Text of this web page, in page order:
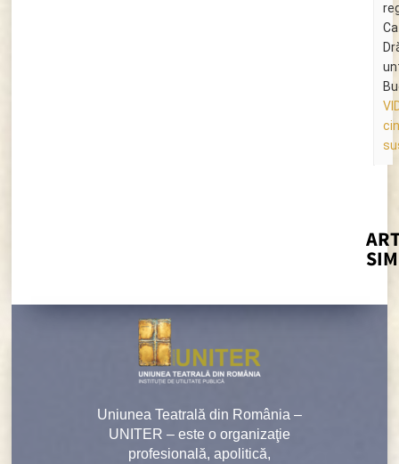
Uniunea Teatrală din România –
UNITER – este o organizaţie
profesională, apolitică,